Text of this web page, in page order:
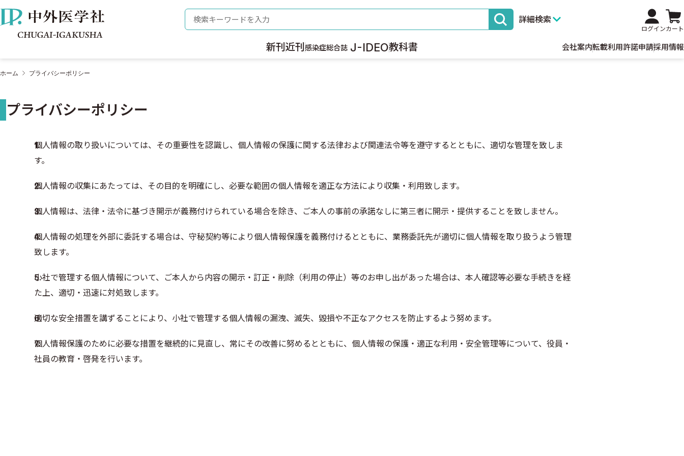
株式会社 中外医学社 検索キーワード 詳細検索
ログインカート
新刊 近刊 感染症総合誌 J-IDEO教科書 会社案内転載利用許諾申請採用情報
ホーム プライバシーポリシー
プライバシーポリシー
個人情報の取り扱いについては、その重要性を認識し、個人情報の保護に関する法律および関連法令等を遵守するとともに、適切な管理を致しま
す。
個人情報の収集にあたっては、その目的を明確にし、必要な範囲の個人情報を適正な方法により収集・利用致します。
個人情報は、法律・法令に基づき開示が義務付けられている場合を除き、ご本人の事前の承諾なしに第三者に開示・提供することを致しません。
個人情報の処理を外部に委託する場合は、守秘契約等により個人情報保護を義務付けるとともに、業務委託先が適切に個人情報を取り扱うよう管理
致します。
小社で管理する個人情報について、ご本人から内容の開示・訂正・削除（利用の停止）等のお申し出があった場合は、本人確認等必要な手続きを経
た上、適切・迅速に対処致します。
適切な安全措置を講ずることにより、小社で管理する個人情報の漏洩、滅失、毀損や不正なアクセスを防止するよう努めます。
個人情報保護のために必要な措置を継続的に見直し、常にその改善に努めるとともに、個人情報の保護・適正な利用・安全管理等について、役員・
社員の教育・啓発を行います。